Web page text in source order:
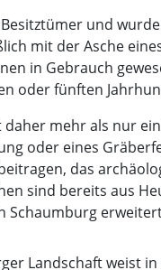
und
mit der Asche
in Gebrauch
oder fünften
mehr als nur
oder eines
das
sind bereits aus
Landschaft weist